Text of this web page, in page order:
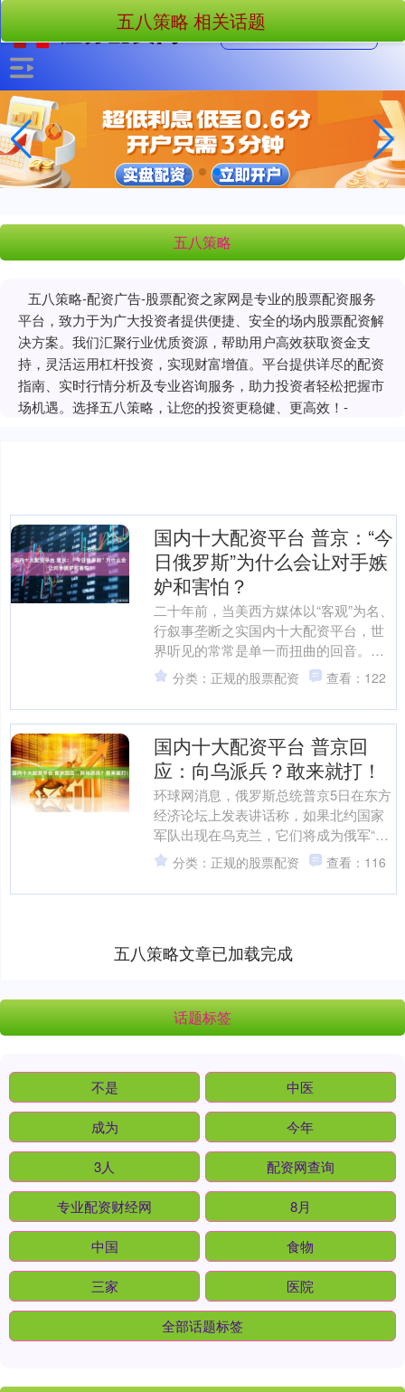
五八策略
五八策略-配资广告-股票配资之家网是专业的股票配资服务
平台，致力于为广大投资者提供便捷、安全的场内股票配资解
决方案。我们汇聚行业优质资源，帮助用户高效获取资金支
持，灵活运用杠杆投资，实现财富增值。平台提供详尽的配资
指南、实时行情分析及专业咨询服务，助力投资者轻松把握市
场机遇。选择五八策略，让您的投资更稳健、更高效！-
五八策略 相关话题
国内十大配资平台 普京：“今
日俄罗斯”为什么会让对手嫉
妒和害怕？
二十年前，当美西方媒体以“客观”为名、
行叙事垄断之实国内十大配资平台，世
界听见的常常是单一而扭曲的回音。俄
罗斯与中国等国的真相，被有意遮蔽于
主流声浪之外。正是在....
分类：正规的股票配资 查看：122
国内十大配资平台 普京回
应：向乌派兵？敢来就打！
环球网消息，俄罗斯总统普京5日在东方
经济论坛上发表讲话称，如果北约国家
军队出现在乌克兰，它们将成为俄军“合
法打击目标”。 外界认为，普京的言论是
对乌克兰盟友的警....
分类：正规的股票配资 查看：116
五八策略文章已加载完成
话题标签
不是 中医
成为 今年
3人 配资网查询
专业配资财经网 8月
中国 食物
三家 医院
全部话题标签